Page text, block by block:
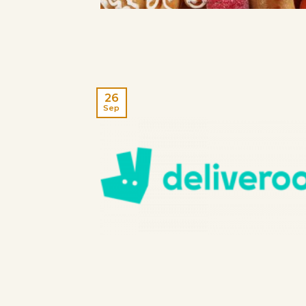
26
Sep